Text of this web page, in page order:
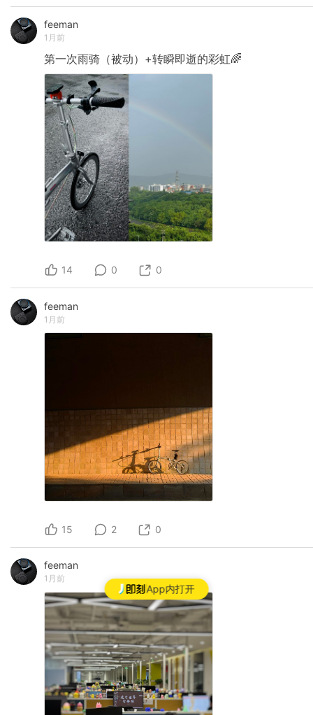
App内打开
feeman
1月前
第一次雨骑（被动）+转瞬即逝的彩虹🌈
14 0 0
feeman
1月前
15 2 0
feeman
1月前